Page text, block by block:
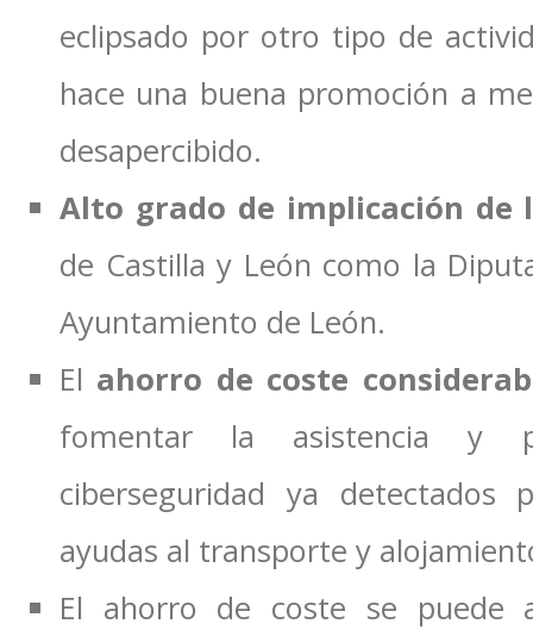
eclipsado por otro tipo de
hace una buena promoción a
desapercibido.
Alto grado de implicación de
de Castilla y León como la
Ayuntamiento de León.
El ahorro de coste
fomentar la asistencia y
ciberseguridad ya detectados
ayudas al transporte y
El ahorro de coste se puede